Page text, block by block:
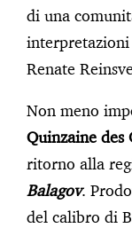
di una
interpretazioni
Renate
Non meno
Quinzaine des
ritorno alla
Balagov.
del calibro di